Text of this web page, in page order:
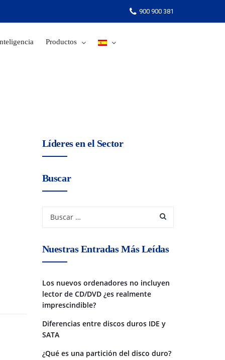
900 900 381
Productos
Líderes en el Sector
Buscar
Nuestras Entradas Más Leídas
Los nuevos ordenadores no incluyen
lector de CD/DVD ¿es realmente
imprescindible?
Diferencias entre discos duros IDE y
SATA
¿Qué es una partición del disco duro?